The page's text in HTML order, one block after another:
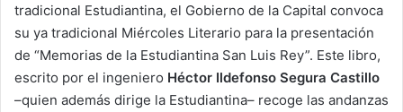
tradicional Estudiantina, el Gobierno de la Capital convoca
su ya tradicional Miércoles Literario para la presentación
de “Memorias de la Estudiantina San Luis Rey”. Este libro,
escrito por el ingeniero Héctor Ildefonso Segura Castillo
–quien además dirige la Estudiantina– recoge las andanzas